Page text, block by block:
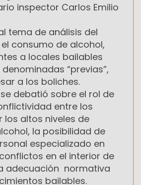
inspector Carlos Emilio
de análisis del
consumo de alcohol,
a locales bailables
“previas”,
a los boliches.
debatió sobre el rol de
entre los
los altos niveles de
la posibilidad de
especializado en
en el interior de
adecuación normativa
bailables.